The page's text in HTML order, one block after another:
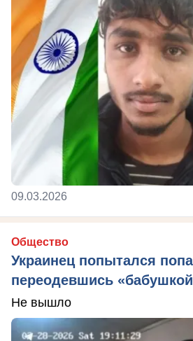
09.03.2026
Общество
Украинец попытался
переодевшись
Не вышло